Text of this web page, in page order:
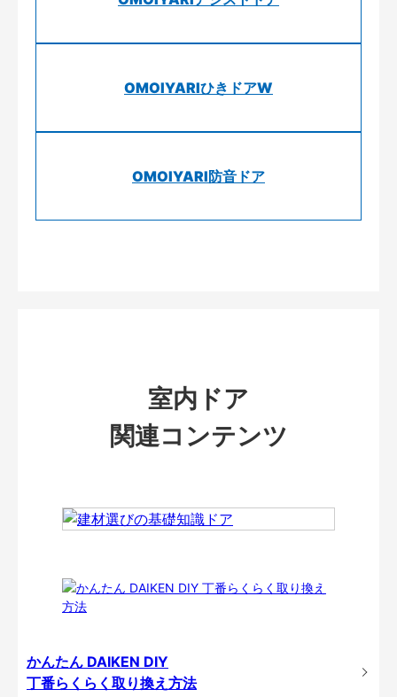
OMOIYARIひきドアW
OMOIYARI防音ドア
室内ドア
関連コンテンツ
かんたん DAIKEN DIY
丁番らくらく取り換え方法